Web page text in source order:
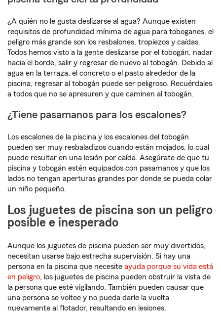
¿A quién no le gusta deslizarse al agua? Aunque existen
requisitos de profundidad mínima de agua para toboganes, el
peligro más grande son los resbalones, tropiezos y caídas.
Todos hemos visto a la gente deslizarse por el tobogán, nadar
hacia el borde, salir y regresar de nuevo al tobogán. Debido al
agua en la terraza, el concreto o el pasto alrededor de la
piscina, regresar al tobogán puede ser peligroso. Recuérdales
a todos que no se apresuren y que caminen al tobogán.
¿Tiene pasamanos para los escalones?
Los escalones de la piscina y los escalones del tobogán
pueden ser muy resbaladizos cuando están mojados, lo cual
puede resultar en una lesión por caída. Asegúrate de que tu
piscina y tobogán estén equipados con pasamanos y que los
lados no tengan aperturas grandes por donde se pueda colar
un niño pequeño.
Los juguetes de piscina son un peligro
posible e inesperado
Aunque los juguetes de piscina pueden ser muy divertidos,
necesitan usarse bajo estrecha supervisión. Si hay una
persona en la piscina que necesite ayuda porque su vida está
en peligro, los juguetes de piscina pueden obstruir la vista de
la persona que esté vigilando. También pueden causar que
una persona se voltee y no pueda darle la vuelta
nuevamente al flotador, resultando en lesiones.